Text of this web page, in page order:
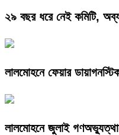
২৯ বছর ধরে নেই কমিটি,
লালমোহনে ফেয়ার
লালমোহনে জুলাই